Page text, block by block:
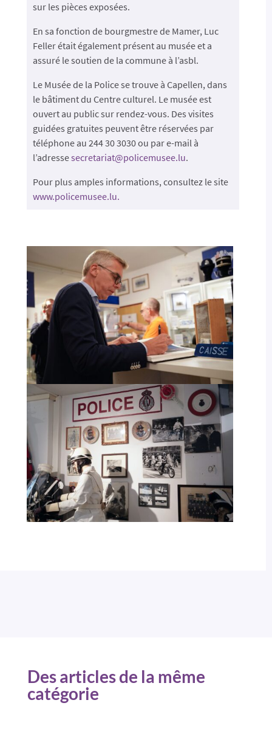
sur les pièces exposées.
En sa fonction de bourgmestre de Mamer, Luc
Feller était également présent au musée et a
assuré le soutien de la commune à l’asbl.
Le Musée de la Police se trouve à Capellen, dans
le bâtiment du Centre culturel. Le musée est
ouvert au public sur rendez-vous. Des visites
guidées gratuites peuvent être réservées par
téléphone au 244 30 3030 ou par e-mail à
l’adressesecretariat@policemusee.lu.
Pour plus amples informations, consultez le site
www.policemusee.lu.
Des articles de la même
catégorie